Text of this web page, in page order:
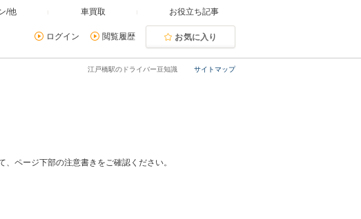
/他 車買取 お役立ち記事
ログイン 閲覧履歴 お気に入り
サイトマップ
江戸橋駅のドライバー豆知識
ページ下部の注意書きをご確認ください。